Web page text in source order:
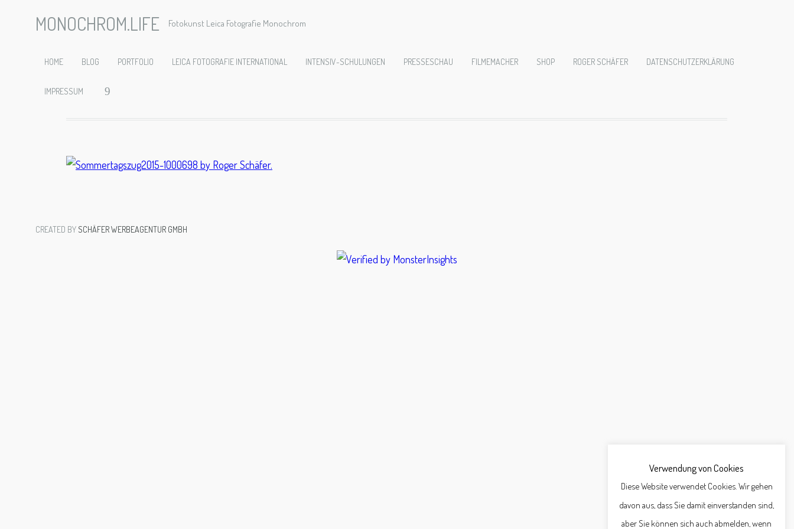
MONOCHROM.LIFE Fotokunst Leica Fotografie Monochrom
HOME BLOG PORTFOLIO LEICA FOTOGRAFIE INTERNATIONAL INTENSIV-SCHULUNGEN PRESSESCHAU FILMEMACHER SHOP ROGER SCHÄFER DATENSCHUTZERKLÄRUNG
IMPRESSUM
Sommertagszug2015-1000698
CREATED BY SCHÄFER WERBEAGENTUR GMBH
Verwendung von Cookies
Diese Website verwendet Cookies. Wir gehen
davon aus, dass Sie damit einverstanden sind,
aber Sie können sich auch abmelden, wenn